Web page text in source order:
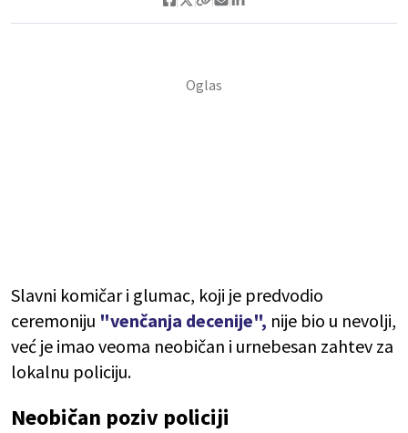
Slavni komičar i glumac, koji je predvodio
ceremoniju "venčanja decenije", nije bio u nevolji,
već je imao veoma neobičan i urnebesan zahtev za
lokalnu policiju.
Neobičan poziv policiji